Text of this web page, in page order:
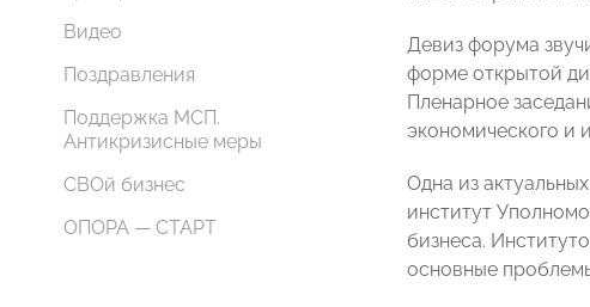
Видео
Поздравления
Поддержка МСП.
Антикризисные меры
СВОй бизнес
ОПОРА — СТАРТ
Девиз форума
форме открытой
Пленарное
экономического и
Одна из
институт
бизнеса.
основные